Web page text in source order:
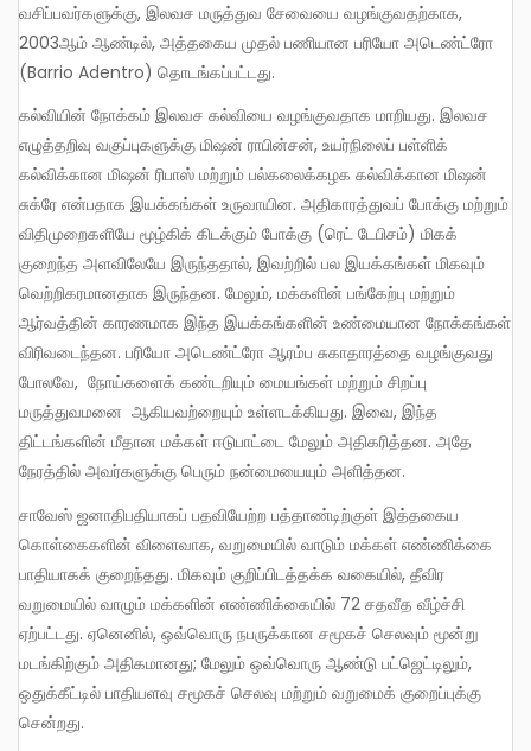
வசிப்பவர்களுக்கு, இலவச மருத்துவ சேவையை வழங்குவதற்காக,
2003ஆம் ஆண்டில், அத்தகைய முதல் பணியான பரியோ அடெண்ட்ரோ
(Barrio Adentro) தொடங்கப்பட்டது.
கல்வியின் நோக்கம் இலவச கல்வியை வழங்குவதாக மாறியது. இலவச
எழுத்தறிவு வகுப்புகளுக்கு மிஷன் ராபின்சன், உயர்நிலைப் பள்ளிக்
கல்விக்கான மிஷன் ரிபாஸ் மற்றும் பல்கலைக்கழக கல்விக்கான மிஷன்
சுக்ரே என்பதாக இயக்கங்கள் உருவாயின. அதிகாரத்துவப் போக்கு மற்றும்
விதிமுறைகளியே மூழ்கிக் கிடக்கும் போக்கு (ரெட் டேபிசம்) மிகக்
குறைந்த அளவிலேயே இருந்ததால், இவற்றில் பல இயக்கங்கள் மிகவும்
வெற்றிகரமானதாக இருந்தன. மேலும், மக்களின் பங்கேற்பு மற்றும்
ஆர்வத்தின் காரணமாக இந்த இயக்கங்களின் உண்மையான நோக்கங்கள்
விரிவடைந்தன. பரியோ அடெண்ட்ரோ ஆரம்ப சுகாதாரத்தை வழங்குவது
போலவே, நோய்களைக் கண்டறியும் மையங்கள் மற்றும் சிறப்பு
மருத்துவமனை ஆகியவற்றையும் உள்ளடக்கியது. இவை, இந்த
திட்டங்களின் மீதான மக்கள் ஈடுபாட்டை மேலும் அதிகரித்தன. அதே
நேரத்தில் அவர்களுக்கு பெரும் நன்மையையும் அளித்தன.
சாவேஸ் ஜனாதிபதியாகப் பதவியேற்ற பத்தாண்டிற்குள் இத்தகைய
கொள்கைகளின் விளைவாக, வறுமையில் வாடும் மக்கள் எண்ணிக்கை
பாதியாகக் குறைந்தது. மிகவும் குறிப்பிடத்தக்க வகையில், தீவிர
வறுமையில் வாழும் மக்களின் எண்ணிக்கையில் 72 சதவீத வீழ்ச்சி
ஏற்பட்டது. ஏனெனில், ஒவ்வொரு நபருக்கான சமூகச் செலவும் மூன்று
மடங்கிற்கும் அதிகமானது; மேலும் ஒவ்வொரு ஆண்டு பட்ஜெட்டிலும்,
ஒதுக்கீட்டில் பாதியளவு சமூகச் செலவு மற்றும் வறுமைக் குறைப்புக்கு
சென்றது.